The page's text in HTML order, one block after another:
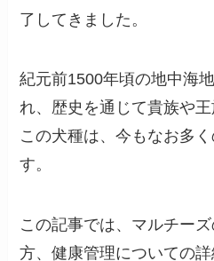
了してきました。
紀元前1500年頃の地中海
れ、歴史を通じて貴族や
この犬種は、今もなお多
す。
この記事では、マルチー
方、健康管理についての